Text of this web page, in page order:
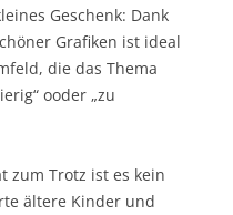
Geschenk: Dank
Grafiken ist ideal
die das Thema
ooder „zu
zum Trotz ist es kein
ältere Kinder und